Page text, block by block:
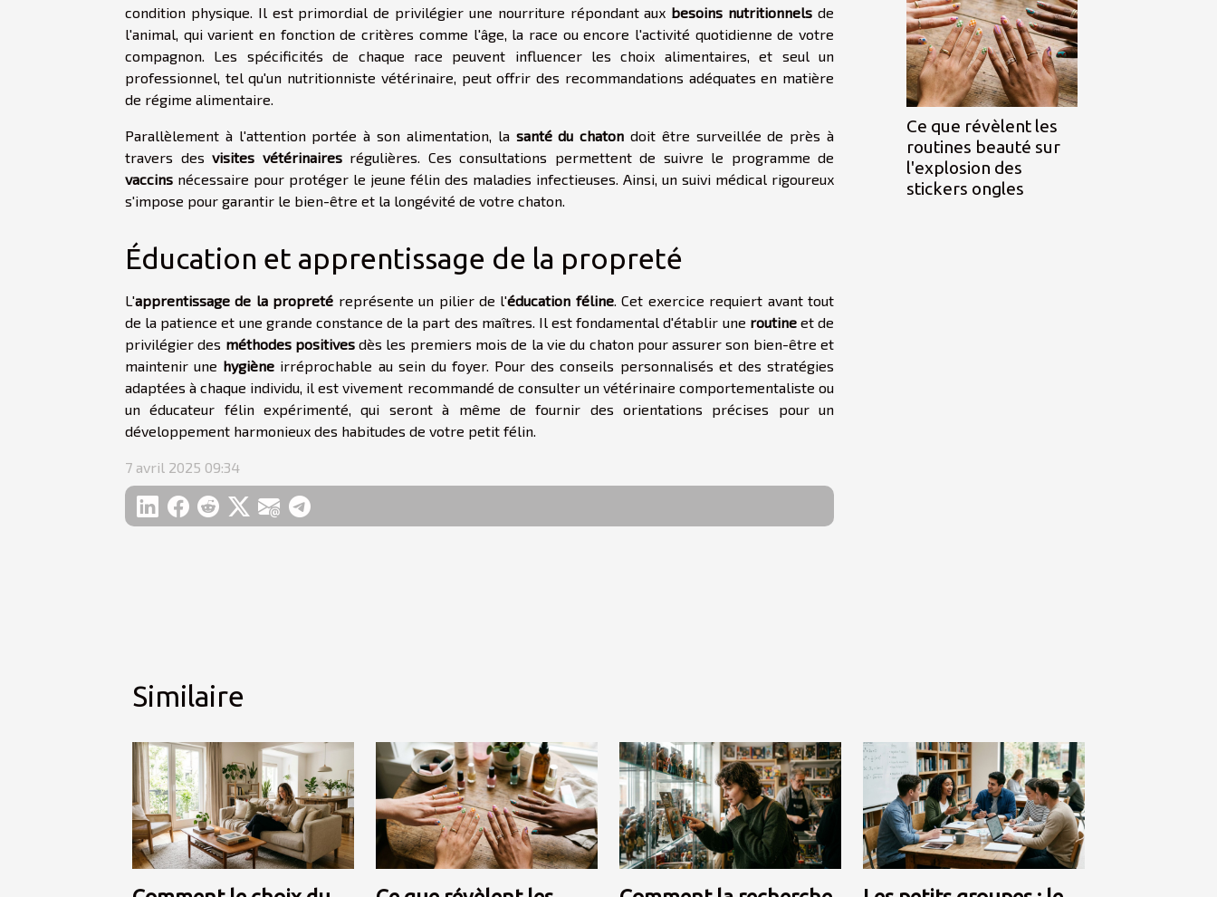
condition physique. Il est primordial de privilégier une nourriture répondant aux besoins nutritionnels de
l'animal, qui varient en fonction de critères comme l'âge, la race ou encore l'activité quotidienne de votre
compagnon. Les spécificités de chaque race peuvent influencer les choix alimentaires, et seul un
professionnel, tel qu'un nutritionniste vétérinaire, peut offrir des recommandations adéquates en matière
de régime alimentaire.
Parallèlement à l'attention portée à son alimentation, la santé du chaton doit être surveillée de près à
travers des visites vétérinairesrégulières. Ces consultations permettent de suivre le programme de
vaccins nécessaire pour protéger le jeune félin des maladies infectieuses. Ainsi, un suivi médical rigoureux
s'impose pour garantir le bien-être et la longévité de votre chaton.
Éducation et apprentissage de la propreté
L'apprentissage de la propreté représente un pilier de l'éducation féline. Cet exercice requiert avant tout
de la patience et une grande constance de la part des maîtres. Il est fondamental d'établir une routineet de
privilégier des méthodes positivesdès les premiers mois de la vie du chaton pour assurer son bien-être et
maintenir une hygiène irréprochable au sein du foyer. Pour des conseils personnalisés et des stratégies
adaptées à chaque individu, il est vivement recommandé de consulter un vétérinaire comportementaliste ou
un éducateur félin expérimenté, qui seront à même de fournir des orientations précises pour un
développement harmonieux des habitudes de votre petit félin.
7 avril 2025 09:34
Ce que révèlent les
routines beauté sur
l'explosion des
stickers ongles
Similaire